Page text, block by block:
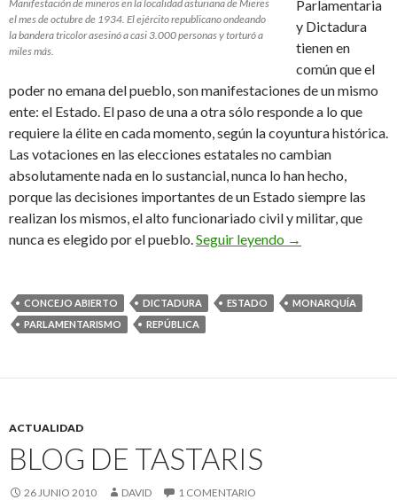
Manifestación de mineros en la localidad asturiana de Mieres
el mes de octubre de 1934. El ejército republicano ondeando
la bandera tricolor asesinó a casi 3.000 personas y torturó a
miles más.
Parlamentaria
y Dictadura
tienen en
común que el
poder no emana del pueblo, son manifestaciones de un mismo
ente: el Estado. El paso de una a otra sólo responde a lo que
requiere la élite en cada momento, según la coyuntura histórica.
Las votaciones en las elecciones estatales no cambian
absolutamente nada en lo sustancial, nunca lo han hecho,
porque las decisiones importantes de un Estado siempre las
realizan los mismos, el alto funcionariado civil y militar, que
nunca es elegido por el pueblo. Seguir leyendo La era de los
→
CONCEJO ABIERTO DICTADURA ESTADO
MONARQUÍA
PARLAMENTARISMO
REPÚBLICA
ACTUALIDAD
BLOG DE TASTARIS
26 JUNIO 2010 DAVID 1 COMENTARIO